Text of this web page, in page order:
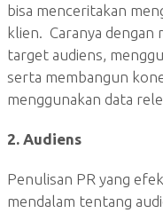
bisa menceritakan
klien. Caranya dengan
target audiens,
serta membangun
menggunakan data
2. Audiens
Penulisan PR yang
mendalam tentang